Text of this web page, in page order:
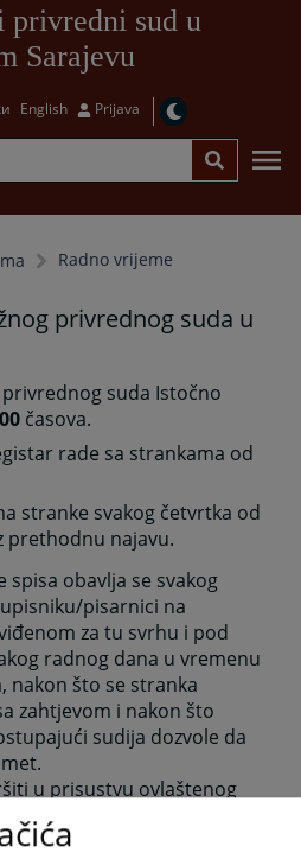
privredni sud u
Sarajevu
English Prijava
Radno vrijeme
privrednog suda u
suda Istočno
časova.
rade sa strankama od
stranke svakog četvrtka od
prethodnu najavu.
spisa obavlja se svakog
pisarnici na
za tu svrhu i pod
radnog dana u vremenu
nakon što se stranka
zahtjevom i nakon što
sudija dozvole da
u prisustvu ovlaštenog